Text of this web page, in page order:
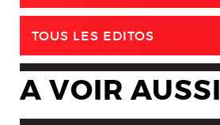
TOUS LES EDITOS
A VOIR AUSSI